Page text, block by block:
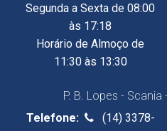
Segunda a Sexta de 08:00
às 17:18
Horário de Almoço de
11:30 às 13:30
P. B. Lopes -
Telefone:
(14) 3378-